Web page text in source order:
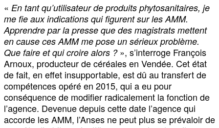
« En tant qu’utilisateur de produits phytosanitaires, je
me fie aux indications qui figurent sur les AMM.
Apprendre par la presse que des magistrats mettent
en cause ces AMM me pose un sérieux problème.
Que faire et qui croire alors ?», s’interroge François
Arnoux, producteur de céréales en Vendée. Cet état
de fait, en effet insupportable, est dû au transfert de
compétences opéré en 2015, qui a eu pour
conséquence de modifier radicalement la fonction de
l’agence. Devenue depuis cette date l’agence qui
accorde les AMM, l’Anses ne peut plus se prévaloir de